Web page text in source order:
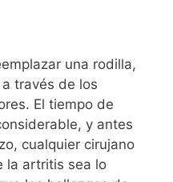
una rodilla,
través de los
El tiempo de
y antes
cualquier cirujano
la artritis sea lo